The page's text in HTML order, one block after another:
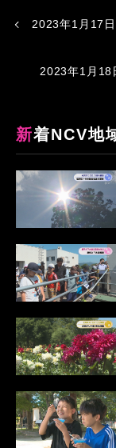
2023年1月17
2023年1月18
新着NCV